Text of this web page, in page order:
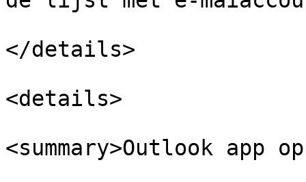
</details>
<details>
<summary>Outlook app